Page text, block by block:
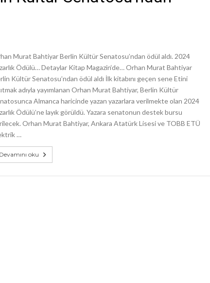
Murat Bahtiyar Berlin Kültür Senatosu’ndan ödül aldı. 2024
Ödülü… Detaylar Kitap Magazin‘de… Orhan Murat Bahtiyar
Kültür Senatosu’ndan ödül aldı İlk kitabını geçen sene Etini
adıyla yayımlanan Orhan Murat Bahtiyar, Berlin Kültür
Almanca haricinde yazan yazarlara verilmekte olan 2024
Ödülü’ne layık görüldü. Yazara senatonun destek bursu
Orhan Murat Bahtiyar, Ankara Atatürk Lisesi ve TOBB ETÜ
…
Devamını oku